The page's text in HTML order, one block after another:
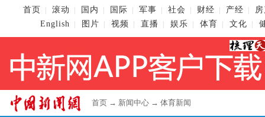
首页 滚动 国内 国际 军事 社会 财经 产经
English
图片 视频 直播 娱乐 体育 文化
首页 → 新闻中心 → 体育新闻